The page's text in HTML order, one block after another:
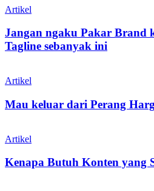
Artikel
Jangan ngaku Pakar Brand
Tagline sebanyak ini
Artikel
Mau keluar dari Perang
Artikel
Kenapa Butuh Konten yang